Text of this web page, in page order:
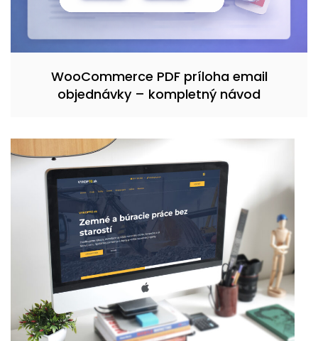
WooCommerce PDF príloha email
objednávky – kompletný návod